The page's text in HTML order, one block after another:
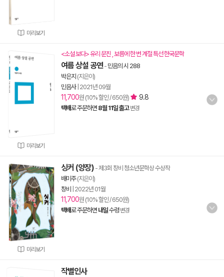
미리보기
미리보기
<소설 보다> 유리 문진 , 보름에 한 번 계절 특선 한국문학
여름 상설 공연- 민음의 시 288
박은지 (지은이)
민음사| 2021년 09월
11,700원 (10% 할인 / 650원) 9.8
택배로 주문하면 8월 11일 출고 변경
미리보기
싱커 (양장) - 제3회 창비 청소년문학상 수상작
배미주(지은이)
창비
2022년 01월
11,700원 (10% 할인 / 650원)
택배로 주문하면 내일수령 변경
작별인사